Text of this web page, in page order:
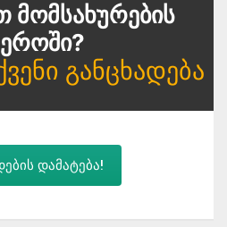
Მომსახურების
Განცხადება
დამატება!